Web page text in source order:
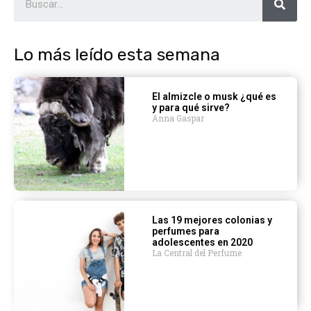
Lo más leído esta semana
El almizcle o musk ¿qué es
y para qué sirve?
Anna Gaspar
Las 19 mejores colonias y
perfumes para
adolescentes en 2020
La Central del Perfume